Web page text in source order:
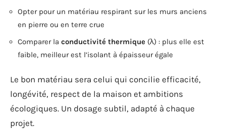
Opter pour un matériau respirant sur les murs anciens
en pierre ou en terre crue
Comparer la conductivité thermique (λ) : plus elle est
faible, meilleur est l’isolant à épaisseur égale
Le bon matériau sera celui qui concilie efficacité,
longévité, respect de la maison et ambitions
écologiques. Un dosage subtil, adapté à chaque
projet.